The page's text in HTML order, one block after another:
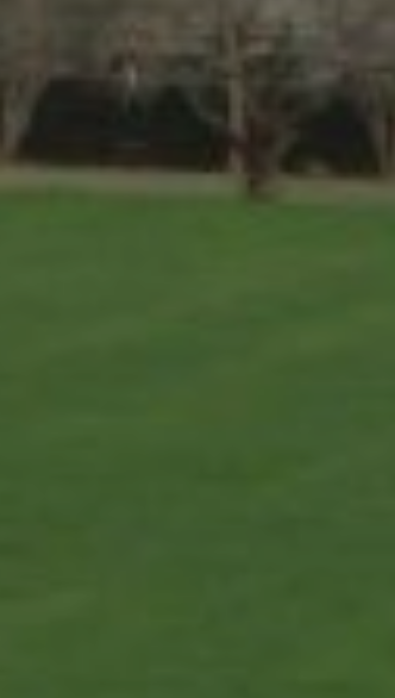
de navegación. Gracias a ellas, podemos conocer
web y mostrar publicidad relacionada con el perfil
Guardar configuración